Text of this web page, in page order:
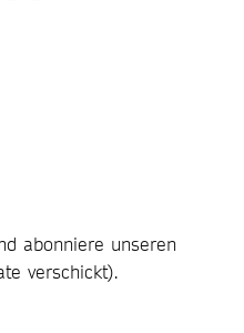
abonniere unseren
verschickt).